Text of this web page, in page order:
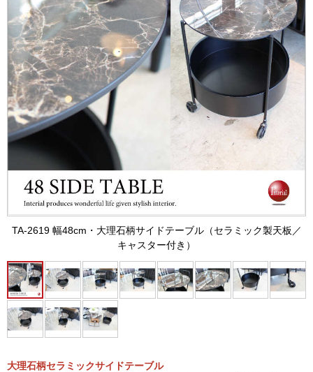
TA-2619 幅48cm・大理石柄サイドテーブル（セラミック製天板／
キャスター付き）
大理石柄セラミックサイドテーブル